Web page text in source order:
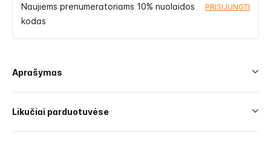
Naujiems prenumeratoriams 10% nuolaidos
kodas
PRISIJUNGTI
Aprašymas
Likučiai parduotuvėse